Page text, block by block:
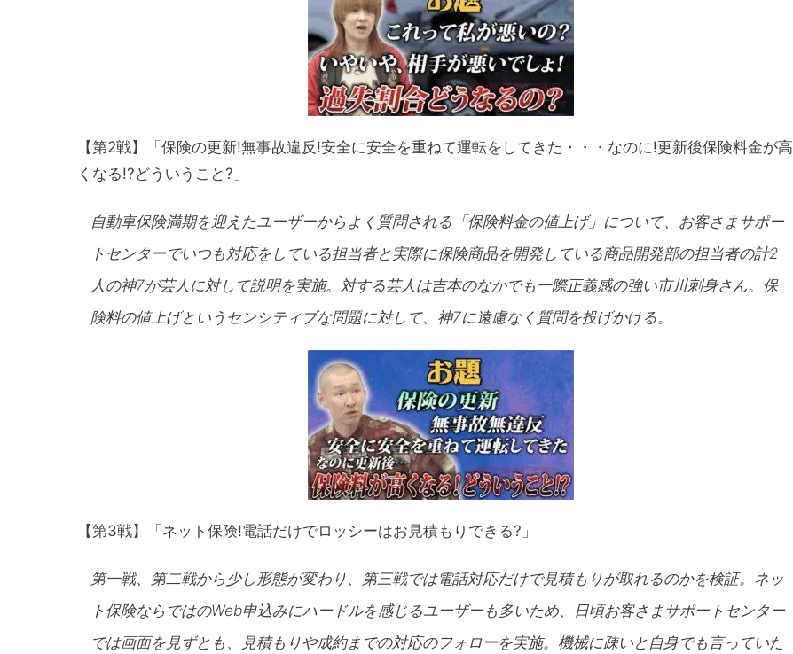
【第2戦】「保険の更新!無事故違反!安全に安全を重ねて運転をしてきた・・・なのに!更新後保険料金が高
くなる!?どういうこと?」
自動車保険満期を迎えたユーザーからよく質問される「保険料金の値上げ」について、お客さまサポー
トセンターでいつも対応をしている担当者と実際に保険商品を開発している商品開発部の担当者の計2
人の神7が芸人に対して説明を実施。対する芸人は吉本のなかでも一際正義感の強い市川刺身さん。保
険料の値上げというセンシティブな問題に対して、神7に遠慮なく質問を投げかける。
【第3戦】「ネット保険!電話だけでロッシーはお見積もりできる?」
第一戦、第二戦から少し形態が変わり、第三戦では電話対応だけで見積もりが取れるのかを検証。ネッ
ト保険ならではのWeb申込みにハードルを感じるユーザーも多いため、日頃お客さまサポートセンター
では画面を見ずとも、見積もりや成約までの対応のフォローを実施。機械に疎いと自身でも言っていた